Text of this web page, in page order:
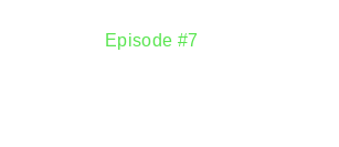
Episode #7